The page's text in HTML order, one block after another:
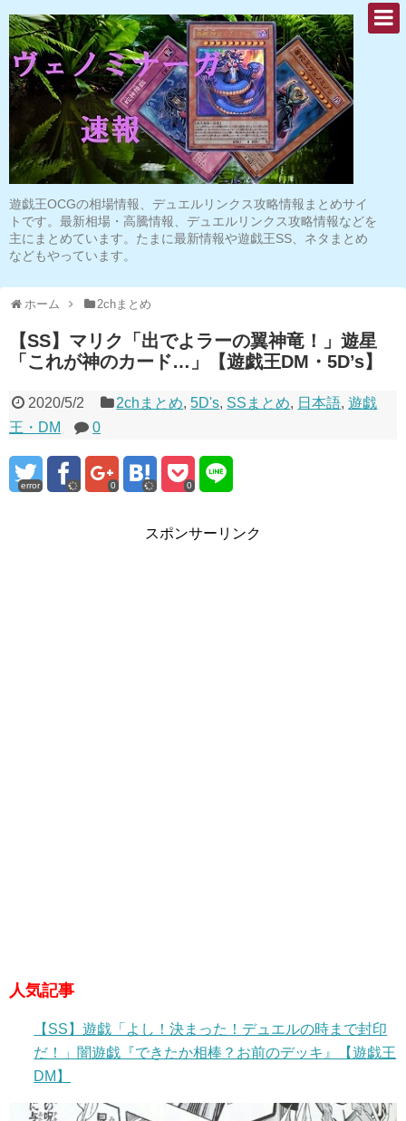
遊戯王OCGの相場情報、デュエルリンクス攻略情報まとめサイ
トです。最新相場・高騰情報、デュエルリンクス攻略情報などを
主にまとめています。たまに最新情報や遊戯王SS、ネタまとめ
などもやっています。
ホーム 2chまとめ
【SS】マリク「出でよラーの翼神竜！」遊星
「これが神のカード…」【遊戯王DM・5D’s】
2020/5/2 2chまとめ,5D's, SSまとめ, 日本語,遊戯
王・DM
0
error 0 0
スポンサーリンク
人気記事
【SS】遊戯「よし！決まった！デュエルの時まで封印
だ！」闇遊戯『できたか相棒？お前のデッキ』【遊戯王
DM】